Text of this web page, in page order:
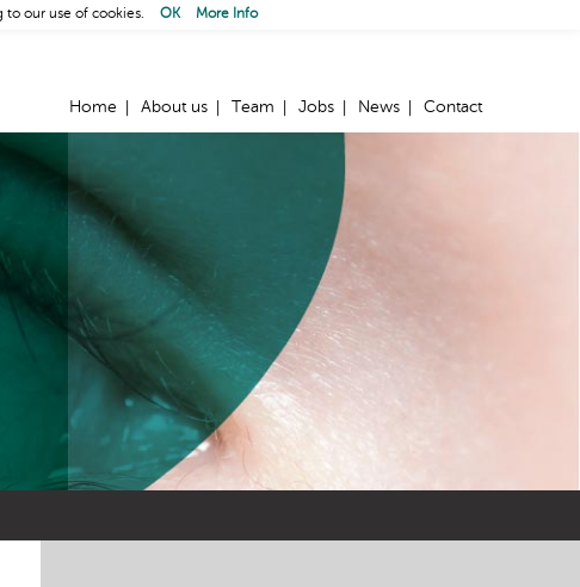
Home About us Team Jobs News Contact
to our use of cookies. OK More Info